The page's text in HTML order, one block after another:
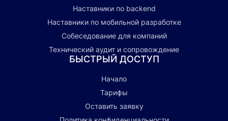
Наставники по backend
Наставники по мобильной разработке
Собеседование для компаний
Технический аудит и сопровождение
БЫСТРЫЙ ДОСТУП
Начало
Тарифы
Оставить заявку